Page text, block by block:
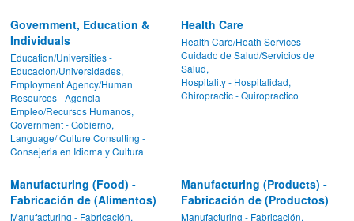
Government, Education &
Individuals
Education/Universities -
Educacion/Universidades,
Employment Agency/Human
Resources - Agencia
Empleo/Recursos Humanos,
Government - Gobierno,
Language/ Culture Consulting -
Consejeria en Idioma y Cultura
Health Care
Health Care/Heath Services -
Cuidado de Salud/Servicios de
Salud,
Hospitality - Hospitalidad,
Chiropractic - Quiropractico
Manufacturing (Food) -
Fabricación de (Alimentos)
Manufacturing - Fabricación,
Manufacturing (Products) -
Fabricación de (Productos)
Manufacturing - Fabricación,